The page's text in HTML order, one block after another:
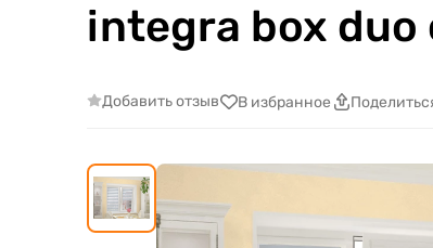
integra box duo
Добавить отзыв В избранное